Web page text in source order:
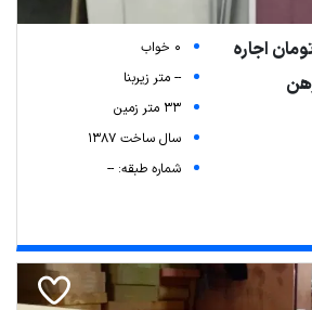
0 خواب
-- متر زیربنا
33 متر زمین
سال ساخت 1387
شماره طبقه: --